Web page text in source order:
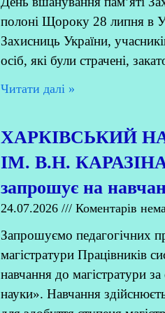
полоні Щороку 28 липня в
Захисниць України,
осіб, які були страчені,
Читати далi »
ХАРКІВСЬКИЙ
ІМ. В.Н. КАРАЗІНА
запрошує на
24.07.2026 Коментарів
Запрошуємо педагогічних
магістратури Працівників
навчання до магістратури
науки». Навчання